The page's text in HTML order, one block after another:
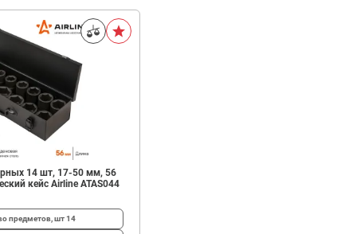
14 шт, 17-50 мм, 56
кейс Airline ATAS044
предметов, шт14